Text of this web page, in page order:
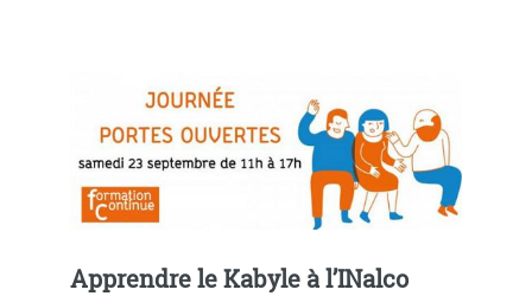
Apprendre le Kabyle à l’INalco